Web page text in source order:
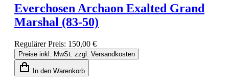
Everchosen Archaon Exalted Grand
Marshal (83-50)
Regulärer Preis: 150,00 €
Preise inkl. MwSt. zzgl. Versandkosten
In den Warenkorb